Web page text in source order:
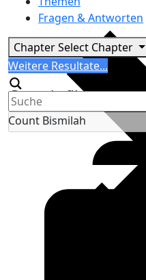
Fragen & Antworten
ChapterSelect Chapter
Search
Weitere Resultate...
Generic filters
Count Bismilah